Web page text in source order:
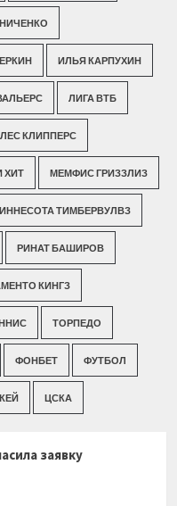
ИЛЬЯ КАРПУХИН
ЛИГА ВТБ
КЛИППЕРС
ХИТ МЕМФИС ГРИЗЗЛИЗ
ТИМБЕРВУЛВЗ
РИНАТ БАШИРОВ
КИНГЗ
ТОРПЕДО
ФОНБЕТ ФУТБОЛ
ЦСКА
заявку